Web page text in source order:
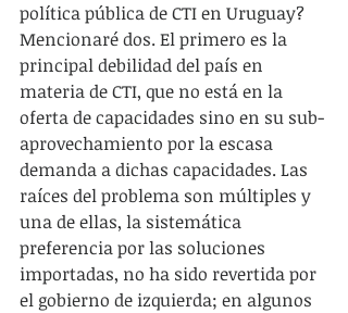
política pública de CTI en Uruguay?
Mencionaré dos. El primero es la
principal debilidad del país en
materia de CTI, que no está en la
oferta de capacidades sino en su sub-
aprovechamiento por la escasa
demanda a dichas capacidades. Las
raíces del problema son múltiples y
una de ellas, la sistemática
preferencia por las soluciones
importadas, no ha sido revertida por
el gobierno de izquierda; en algunos